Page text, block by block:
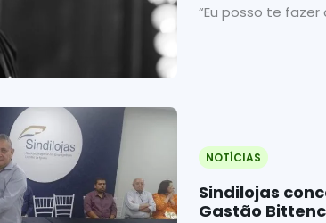
“Eu posso te
NOTÍCIAS
Sindilojas
Gastão